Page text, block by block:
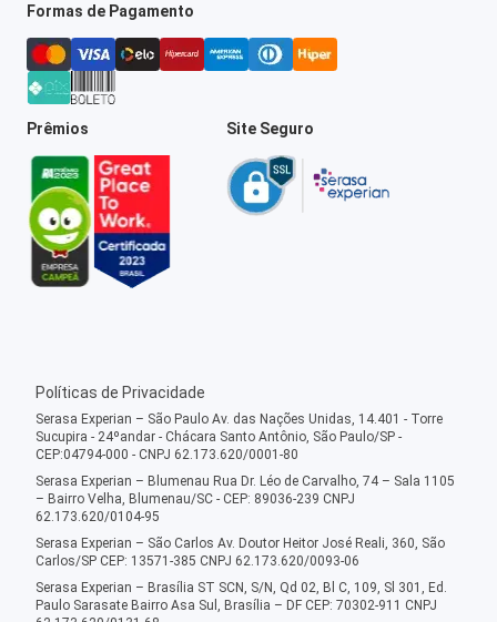
Formas de Pagamento
Prêmios Site Seguro
Políticas de Privacidade
Serasa Experian – São Paulo Av. das Nações Unidas, 14.401 - Torre
Sucupira - 24ºandar - Chácara Santo Antônio, São Paulo/SP -
CEP:04794-000 - CNPJ 62.173.620/0001-80
Serasa Experian – Blumenau Rua Dr. Léo de Carvalho, 74 – Sala 1105
– Bairro Velha, Blumenau/SC - CEP: 89036-239 CNPJ
62.173.620/0104-95
Serasa Experian – São Carlos Av. Doutor Heitor José Reali, 360, São
Carlos/SP CEP: 13571-385 CNPJ 62.173.620/0093-06
Serasa Experian – Brasília ST SCN, S/N, Qd 02, Bl C, 109, Sl 301, Ed.
Paulo Sarasate Bairro Asa Sul, Brasília – DF CEP: 70302-911 CNPJ